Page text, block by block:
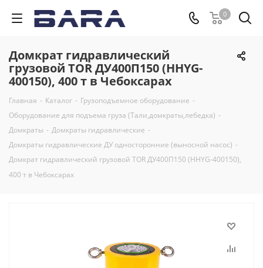
0
Домкрат гидравлический
грузовой TOR ДУ400П150 (HHYG-
400150), 400 т в Чебоксарах
Главная - Каталог - Грузоподъемное оборудование -
Оборудование для подъема груза (Тали,домкраты,лебедка) -
Домкраты - Домкраты гидравлические -
Домкраты гидравлические ДУ односторонние (выносной насос) -
Домкрат гидравлический грузовой TOR ДУ400П150 (HHYG-400150),
400 т в Чебоксарах